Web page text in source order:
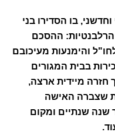
בו הסדירו בני
ההסכם
והימנעות מעיכובם
בבית המגורים
חזרה מיידית ארצה,
שצברה האישה
שנה שנתיים ומקום